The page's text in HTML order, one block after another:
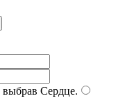
выбрав Сердце.